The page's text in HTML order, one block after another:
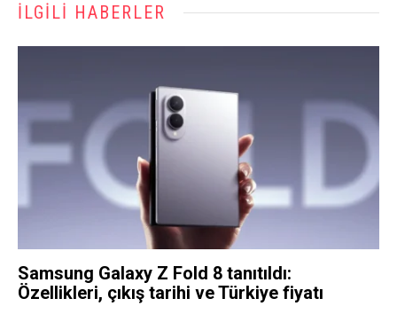
İLGILI HABERLER
Samsung Galaxy Z Fold 8 tanıtıldı:
Özellikleri, çıkış tarihi ve Türkiye fiyatı